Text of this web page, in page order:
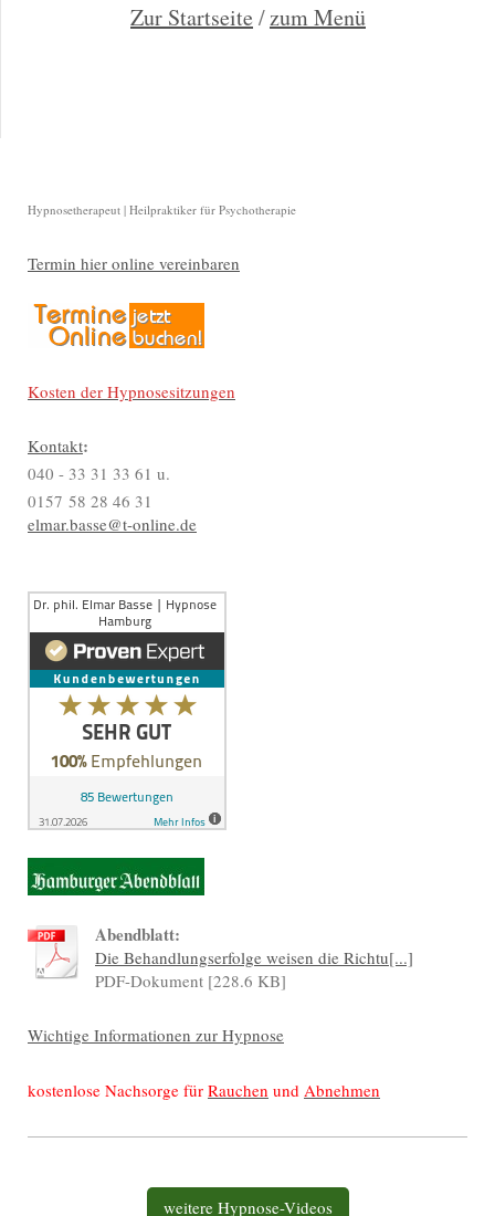
Zur Startseite /zum Menü
Hypnosetherapeut | Heilpraktiker für Psychotherapie
Termin hier online vereinbaren
Kosten der Hypnosesitzungen
Kontakt:
040 - 33 31 33 61 u.
0157 58 28 46 31
elmar.basse@t-online.de
Abendblatt:
Die Behandlungserfolge weisen die Richtu[...]
PDF-Dokument [228.6 KB]
Wichtige Informationen zur Hypnose
kostenlose Nachsorge für Rauchen und Abnehmen
weitere Hypnose-Videos